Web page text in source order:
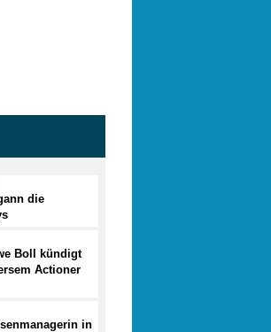
die
Boll kündigt
Actioner
in